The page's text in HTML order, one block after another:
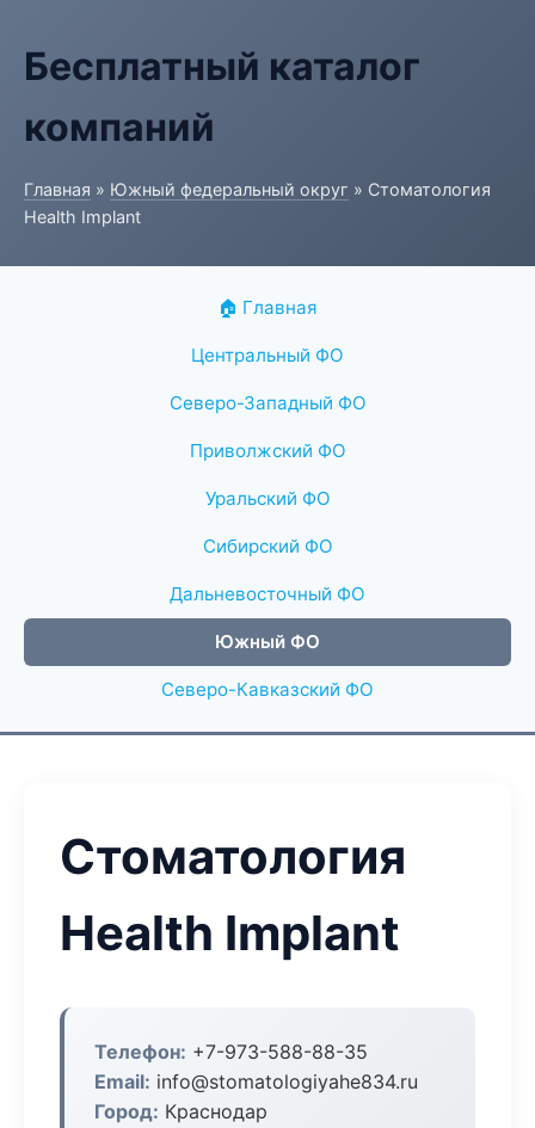
Бесплатный каталог
компаний
Главная » Южный федеральный округ » Стоматология
Health Implant
🏠 Главная
Центральный ФО
Северо-Западный ФО
Приволжский ФО
Уральский ФО
Сибирский ФО
Дальневосточный ФО
Южный ФО
Северо-Кавказский ФО
Стоматология
Health Implant
Телефон: +7-973-588-88-35
Email: info@stomatologiyahe834.ru
Город: Краснодар